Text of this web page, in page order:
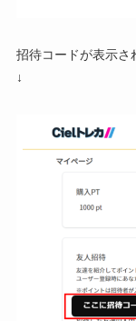
招待コードが表示さ
↓